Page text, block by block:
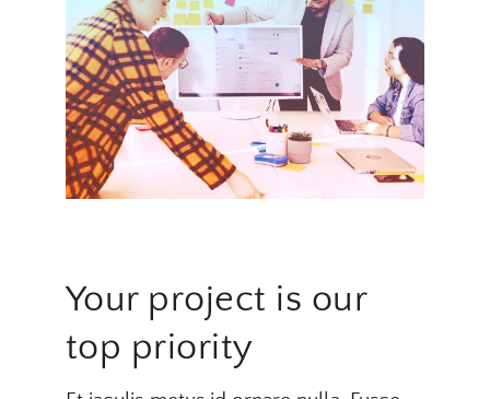
Your project is our
top priority